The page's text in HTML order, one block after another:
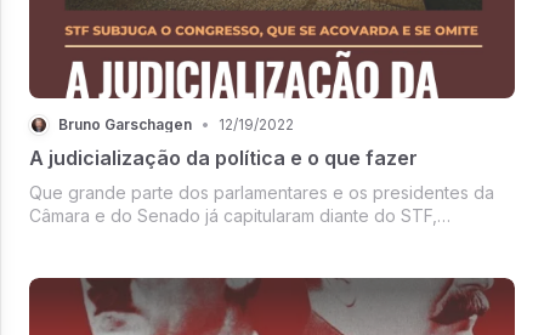
Bruno Garschagen • 12/19/2022
A judicialização da política e o que fazer
Que grande parte dos parlamentares e os presidentes da
Câmara e do Senado já capitularam diante do STF,